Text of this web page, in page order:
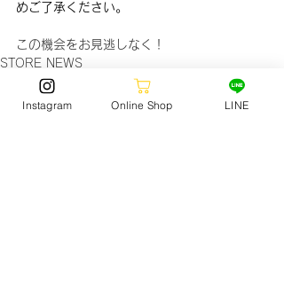
めご了承ください。
この機会をお見逃しなく！
STORE NEWS
Instagram Online Shop LINE